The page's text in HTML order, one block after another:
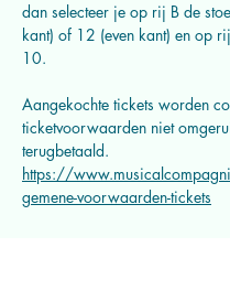
dan selecteer je op rij B de
kant) of 12 (even kant) en op
10.
Aangekochte tickets worden
ticketvoorwaarden niet
terugbetaald.
https://
gemene-voorwaarden-tickets